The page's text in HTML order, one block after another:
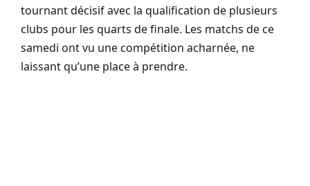
tournant décisif avec la qualification de plusieurs
clubs pour les quarts de finale. Les matchs de ce
samedi ont vu une compétition acharnée, ne
laissant qu’une place à prendre.